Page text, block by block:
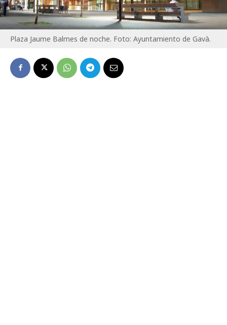
Plaza Jaume Balmes de noche. Foto: Ayuntamiento de Gavà.